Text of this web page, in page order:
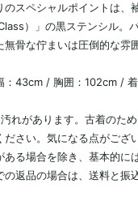
のスペシャルポイントは
）」の黒ステンシル。
無骨な佇まいは圧倒的な雰
：43cm / 胸囲：102cm /
れがあります。古着のた
ださい。気になる点がござ
ある場合を除き、基本的に
の返品の場合は、送料と振